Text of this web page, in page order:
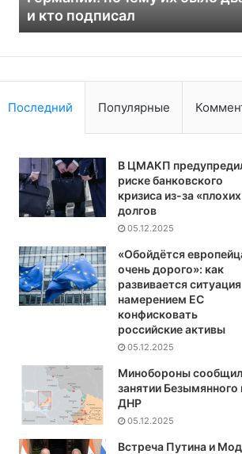
кто
и кто подписал
Последний Популярные
В ЦМАКП
риске банковского
кризиса из-за
долгов
05.12.2025
«Обойдётся
очень дорого»: как
развивается
намерением ЕС
конфисковать
российские активы
05.12.2025
Минобороны
занятии Безымянного
ДНР
05.12.2025
Встреча Путина и